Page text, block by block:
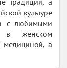
культуре
с любимыми
в женском
медициной, а